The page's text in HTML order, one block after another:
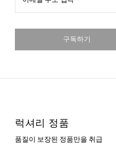
구독하기
럭셔리 정품
품질이 보장된 정품만을 취급